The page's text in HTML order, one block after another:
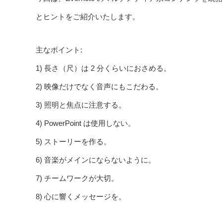
とヒントをご紹介いたします。
主なポイント:
1) 長さ（尺）は 2 分くらいにおさめる。
2) 映像だけでなく音声にもこだわる。
3) 照明と焦点に注意する。
4) PowerPoint は使用しない。
5) ストーリーを作る。
6) 音楽がメインにならないように。
7) チームワークが大切。
8) 心に響くメッセージを。